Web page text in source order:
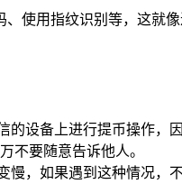
使用指纹识别等，这就
设备上进行提币操作，
不要随意告诉他人。
，如果遇到这种情况，